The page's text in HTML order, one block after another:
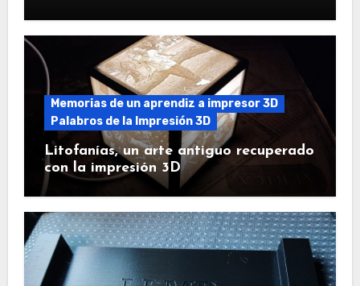
Memorias de un aprendiz a impresor 3D
Palabros de la Impresión 3D
Litofanías, un arte antiguo recuperado
con la impresión 3D